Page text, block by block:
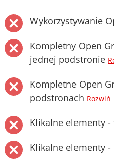
Wykorzystywanie
Kompletny Open
jednej podstronie
Kompletne Open
podstronach Rozwiń
Klikalne elementy
Klikalne elementy -